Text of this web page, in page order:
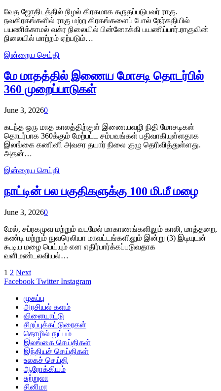
வேத ஜோதிடத்தில் நிழல் கிரகமாக கருதப்படுபவர் ராகு.
நவகிரகங்களில் ராகு மற்ற கிரகங்களைப் போல் நேர்கதியில்
பயணிக்காமல் வக்ர நிலையில் பின்னோக்கி பயணிப்பார்.ராகுவின்
நிலையில் மாற்றம் ஏற்படும்…
இன்றைய செய்தி
மே மாதத்தில் இணைய மோசடி தொடர்பில்
360 முறைப்பாடுகள்
June 3, 20260
கடந்த ஒரு மாத காலத்திற்குள் இணையவழி நிதி மோசடிகள்
தொடர்பாக 360க்கும் மேற்பட்ட சம்பவங்கள் பதிவாகியுள்ளதாக
இலங்கை கணினி அவசர தயார் நிலை குழு தெரிவித்துள்ளது.
அதன்…
இன்றைய செய்தி
நாட்டின் பல பகுதிகளுக்கு 100 மி.மீ மழை
June 3, 20260
மேல், சப்ரகமுவ மற்றும் வடமேல் மாகாணங்களிலும் காலி, மாத்தறை,
கண்டி மற்றும் நுவரெலியா மாவட்டங்களிலும் இன்று (3) இடியுடன்
கூடிய மழை பெய்யும் என எதிர்பார்க்கப்படுவதாக
வளிமண்டலவியல்…
1 2 Next
Facebook Twitter Instagram
முகப்பு
அரசியல் களம்
விளையாட்டு
சிறப்புக்கட்டுரைகள்
தொழில் நுட்பம்
இலங்கை செய்திகள்
இந்தியச் செய்திகள்
உலகச் செய்தி
ஆரோக்கியம்
சுற்றுலா
சினிமா